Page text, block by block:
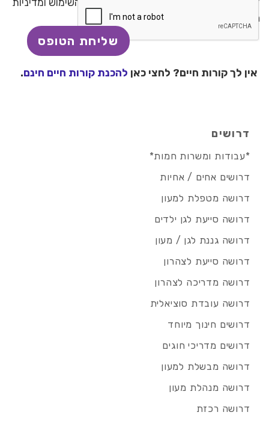
הפרטיות באתר
אין לך קורות חיים? לחצי כאן להכנת קורות חיים חינם.
דרושים
*עבודות ומשרות חמות*
דרושים אחים / אחיות
דרושה מטפלת למעון
דרושה סייעת לגן ילדים
דרושה גננת לגן / מעון
דרושה סייעת לצהרון
דרושה מדריכה לצהרון
דרושה עובדת סוציאלית
דרושים חינוך מיוחד
דרושים מדריכי חוגים
דרושה מבשלת למעון
דרושה מנהלת מעון
דרושה רכזת